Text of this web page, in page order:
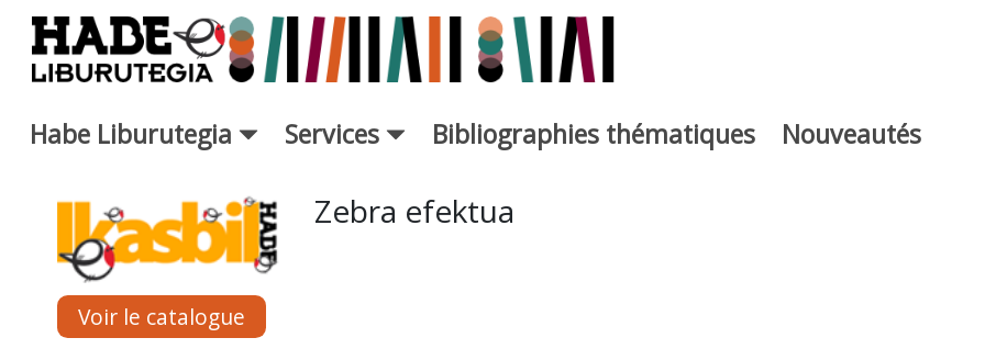
Saut au contenu principal
Habe Liburutegia Services Bibliographies thématiques Nouveautés
Fiche de Nouveaux Livres - Liburutegia
Voir le catalogue
Zebra efektua